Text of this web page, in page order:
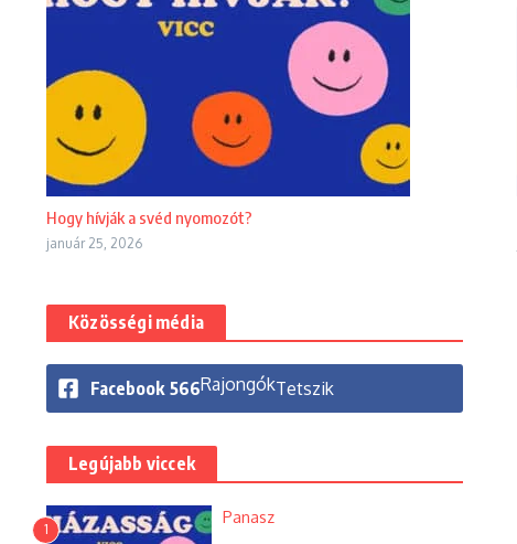
Hogy hívják a svéd nyomozót?
január 25, 2026
Közösségi média
Facebook 566RajongókTetszik
Legújabb viccek
1
Panasz